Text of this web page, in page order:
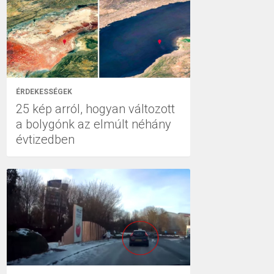
ÉRDEKESSÉGEK
25 kép arról, hogyan változott
a bolygónk az elmúlt néhány
évtizedben